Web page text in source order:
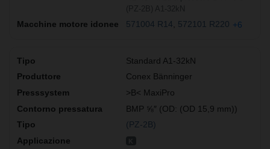
571004 R14 572101 R220 +6
Standard A1-32kN
Conex Bänninger
>B< MaxiPro
BMP ⅝″ (OD: (OD 15,9 mm))
(PZ-2B)